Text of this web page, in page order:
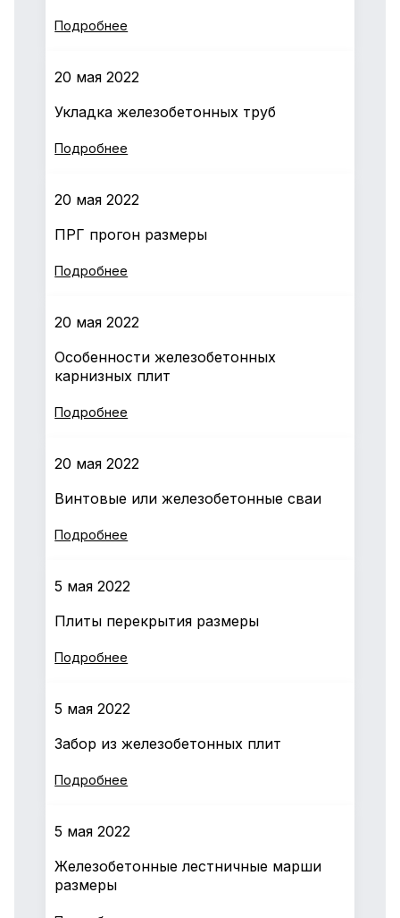
Подробнее
20 мая 2022
Укладка железобетонных труб
Подробнее
20 мая 2022
ПРГ прогон размеры
Подробнее
20 мая 2022
Особенности железобетонных
карнизных плит
Подробнее
20 мая 2022
Винтовые или железобетонные сваи
Подробнее
5 мая 2022
Плиты перекрытия размеры
Подробнее
5 мая 2022
Забор из железобетонных плит
Подробнее
5 мая 2022
Железобетонные лестничные марши
размеры